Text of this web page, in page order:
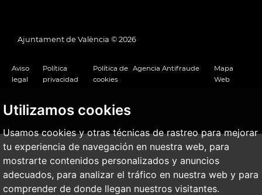
Utilizamos cookies
Usamos cookies y otras técnicas de rastreo para mejorar
tu experiencia de navegación en nuestra web, para
mostrarte contenidos personalizados y anuncios
adecuados, para analizar el tráfico en nuestra web y para
comprender de donde llegan nuestros visitantes.
Ajuntament de València © 2026
Aviso
legal
Política
privacidad
Política de
cookies
Agencia Antifraude
Mapa
Web